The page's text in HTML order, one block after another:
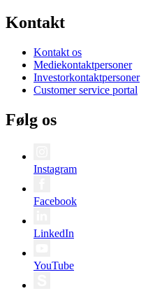
Kontakt
Kontakt os
Mediekontaktpersoner
Investorkontaktpersoner
Customer service portal
Følg os
Instagram
Facebook
LinkedIn
YouTube